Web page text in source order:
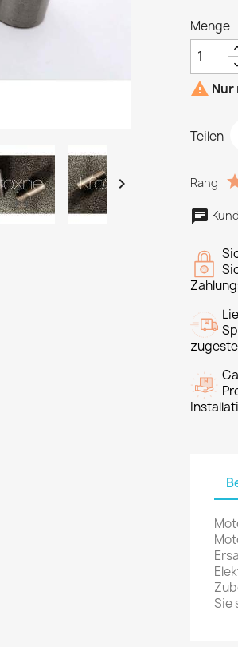

Menge
 Nur
Teilen
Rang
Sie